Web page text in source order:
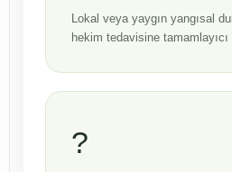
Lokal veya yaygın yangısal
hekim tedavisine tamamlayıcı
?